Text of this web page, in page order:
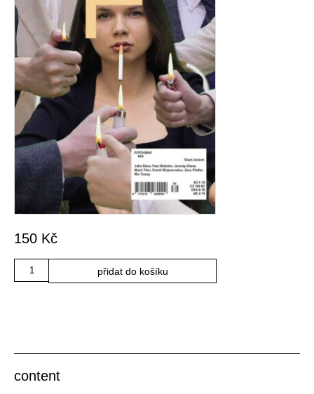
150 Kč
Množství
přidat do košíku
content